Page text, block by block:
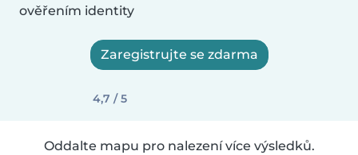
ověřením identity
Zaregistrujte se zdarma
4,7 / 5
Oddalte mapu pro nalezení více výsledků.